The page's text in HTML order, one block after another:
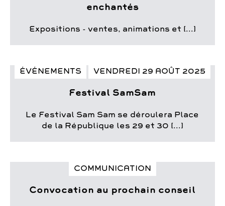
enchantés
Expositions - ventes, animations et [...]
ÉVÉNEMENTS VENDREDI 29 AOÛT 2025
Festival SamSam
Le Festival Sam Sam se déroulera Place
de la République les 29 et 30 [...]
COMMUNICATION
Convocation au prochain conseil